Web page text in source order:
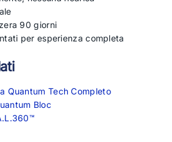
90 giorni
per esperienza completa
Quantum Tech Completo
Bloc